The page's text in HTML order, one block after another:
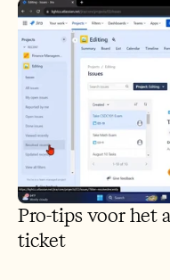
Pro-tips voor het
ticket